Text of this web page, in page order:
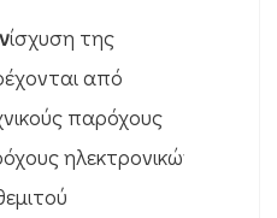
ίσχυση της
από
παρόχους
ηλεκτρονικών